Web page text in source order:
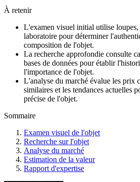
À retenir
L'examen visuel initial utilise loupes,
laboratoire pour déterminer
composition de l'objet.
La recherche approfondie consulte
bases de données pour établir
l'importance de l'objet.
L'analyse du marché évalue les prix
similaires et les tendances actuelles
précise de l'objet.
Sommaire
Examen visuel de l'objet
Recherche sur l'objet
Analyse du marché
Estimation de la valeur
Rapport d'expertise